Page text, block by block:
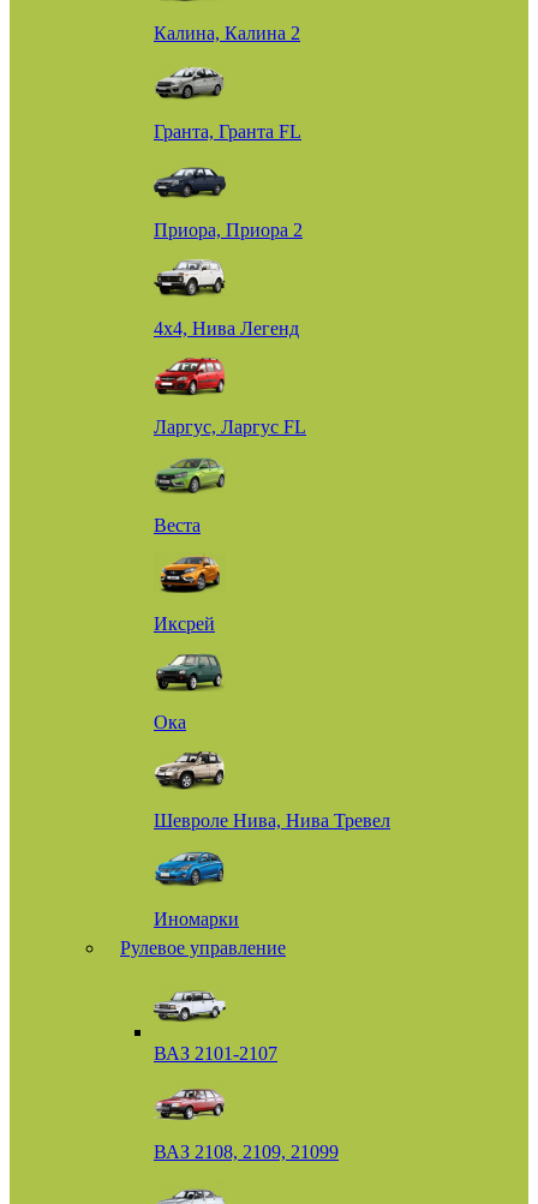
Калина, Калина 2
Гранта, Гранта FL
Приора, Приора 2
4х4, Нива Легенд
Ларгус, Ларгус FL
Веста
Иксрей
Ока
Шевроле Нива, Нива Тревел
Иномарки
Рулевое управление
ВАЗ 2101-2107
ВАЗ 2108, 2109, 21099